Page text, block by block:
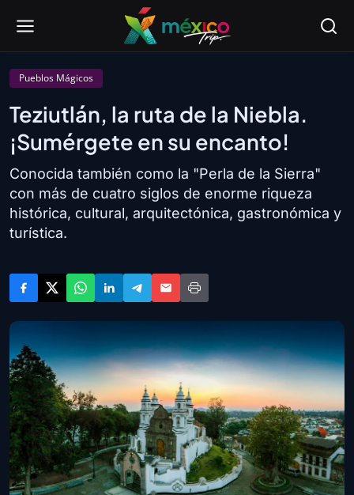
Pueblos Mágicos
Teziutlán, la ruta de la Niebla.
¡Sumérgete en su encanto!
Conocida también como la "Perla de la Sierra"
con más de cuatro siglos de enorme riqueza
histórica, cultural, arquitectónica, gastronómica y
turística.